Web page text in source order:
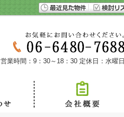
営業時間：9：30～18：30 定休日：水曜日